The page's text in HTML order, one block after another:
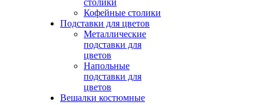
столики
Кофейные столики
Подставки для цветов
Металлические
подставки для
цветов
Напольные
подставки для
цветов
Вешалки костюмные